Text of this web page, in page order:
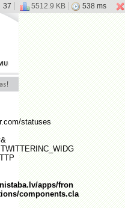
statuses
apps/fron
components.cla
37 5512.9 KB 538 ms